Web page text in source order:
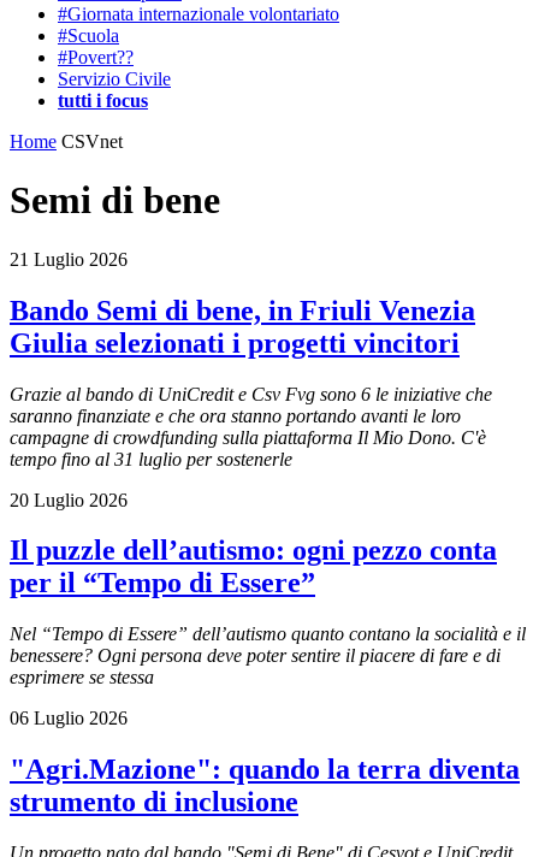
#Giornata internazionale volontariato
#Scuola
#Povert??
Servizio Civile
tutti i focus
Home CSVnet
Semi di bene
21 Luglio 2026
Bando Semi di bene, in Friuli Venezia
Giulia selezionati i progetti vincitori
Grazie al bando di UniCredit e Csv Fvg sono 6 le iniziative che
saranno finanziate e che ora stanno portando avanti le loro
campagne di crowdfunding sulla piattaforma Il Mio Dono. C'è
tempo fino al 31 luglio per sostenerle
20 Luglio 2026
Il puzzle dell’autismo: ogni pezzo conta
per il “Tempo di Essere”
Nel “Tempo di Essere” dell’autismo quanto contano la socialità e il
benessere? Ogni persona deve poter sentire il piacere di fare e di
esprimere se stessa
06 Luglio 2026
"Agri.Mazione": quando la terra diventa
strumento di inclusione